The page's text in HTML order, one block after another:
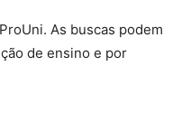
As buscas podem
de ensino e por